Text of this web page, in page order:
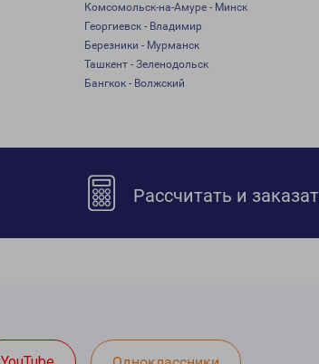
Комсомольск-на-Амуре - Минск
Георгиевск - Владимир
Березники - Мурманск
Ташкент - Зеленодольск
Бангкок - Волжский
Рассчитать и